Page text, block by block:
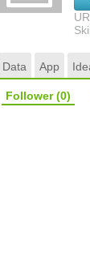
Data App
Follower(0)